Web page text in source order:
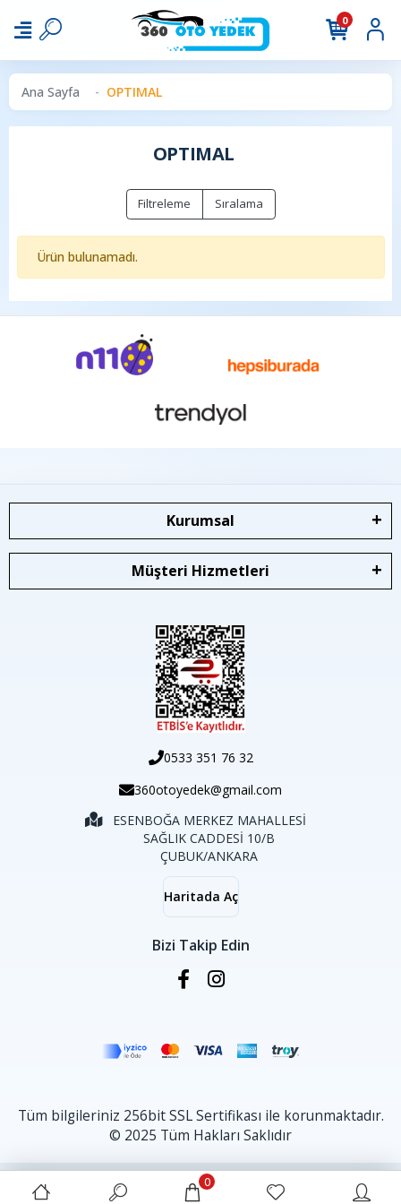
0
Ana Sayfa OPTIMAL
OPTIMAL
Filtreleme Sıralama
Ürün bulunamadı.
Kurumsal
Müşteri Hizmetleri
0533 351 76 32
360otoyedek@gmail.com
ESENBOĞA MERKEZ MAHALLESİ
SAĞLIK CADDESİ 10/B
ÇUBUK/ANKARA
Haritada Aç
Bizi Takip Edin
Tüm bilgileriniz 256bit SSL Sertifikası ile korunmaktadır.
© 2025 Tüm Hakları Saklıdır
0